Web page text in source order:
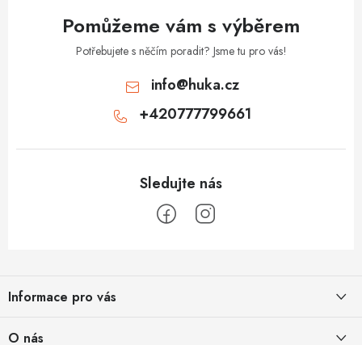
Pomůžeme vám s výběrem
Potřebujete s něčím poradit? Jsme tu pro vás!
info@huka.cz
+420777799661
pInformace pro vás
O nás